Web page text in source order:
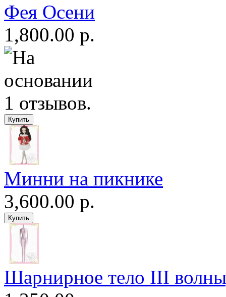
Фея Осени
1,800.00 р.
Минни на пикнике
3,600.00 р.
Шарнирное тело III